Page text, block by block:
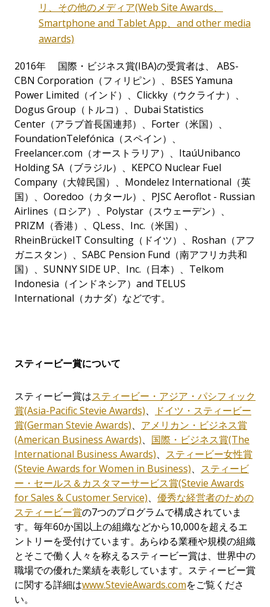
リ、その他のメディア(Web Site Awards、
Smartphone and Tablet App、and other media
awards)
2016年 国際・ビジネス賞(IBA)の受賞者は、 ABS-
CBN Corporation（フィリピン）、 BSES Yamuna
Power Limited （インド）、 Clickky （ウクライナ）、
Dogus Group （トルコ）、 Dubai Statistics
Center （アラブ首長国連邦）、 Forter （米国）、
FoundationTelefónica （スペイン）、
Freelancer.com （オーストラリア）、 ItaúUnibanco
Holding SA （ブラジル）、 KEPCO Nuclear Fuel
Company （大韓民国）、 Mondelez International （英
国）、 Ooredoo （カタール）、 PJSC Aeroflot - Russian
Airlines （ロシア）、 Polystar （スウェーデン）、
PRIZM （香港）、 QLess、 Inc. （米国）、
RheinBrückeIT Consulting （ドイツ）、 Roshan （アフ
ガニスタン）、 SABC Pension Fund （南アフリカ共和
国）、 SUNNY SIDE UP、 Inc. （日本）、 Telkom
Indonesia （インドネシア） and TELUS
International （カナダ）などです。
スティービー賞について
スティービー賞はスティービー・アジア・パシフィック
賞(Asia-Pacific Stevie Awards)、
ドイツ・スティービー
賞(German Stevie Awards)、 アメリカン・ビジネス賞
(American Business Awards)、 国際・ビジネス賞(The
International Business Awards)、 スティービー女性賞
(Stevie Awards for Women in Business)、 スティービ
ー・セールス＆カスタマーサービス賞(Stevie Awards
for Sales & Customer Service)、 優秀な経営者のための
スティービー賞の7つのプログラムで構成されていま
す。毎年60か国以上の組織などから10,000を超えるエ
ントリーを受付けています。あらゆる業種や規模の組織
とそこで働く人々を称えるスティービー賞は、世界中の
職場での優れた業績を表彰しています。スティービー賞
に関する詳細はwww.StevieAwards.comをご覧くださ
い。